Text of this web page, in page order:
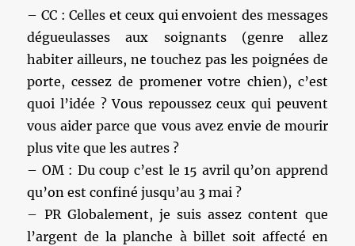
– CC : Celles et ceux qui envoient des messages
dégueulasses aux soignants (genre allez
habiter ailleurs, ne touchez pas les poignées de
porte, cessez de promener votre chien), c’est
quoi l’idée ? Vous repoussez ceux qui peuvent
vous aider parce que vous avez envie de mourir
plus vite que les autres ?
– OM : Du coup c’est le 15 avril qu’on apprend
qu’on est confiné jusqu’au 3 mai ?
– PR Globalement, je suis assez content que
l’argent de la planche à billet soit affecté en